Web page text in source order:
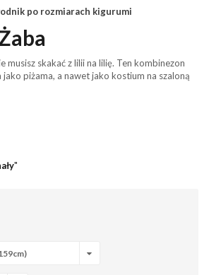
po rozmiarach kigurumi
musisz skakać z lilii na lilię. Ten kombinezon
piżama, a nawet jako kostium na szaloną
"